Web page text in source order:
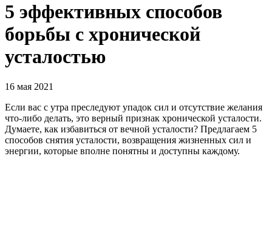
5 эффективных способов
борьбы с хронической
усталостью
16 мая 2021
Если вас с утра преследуют упадок сил и отсутствие желания
что-либо делать, это верный признак хронической усталости.
Думаете, как избавиться от вечной усталости? Предлагаем 5
способов снятия усталости, возвращения жизненных сил и
энергии, которые вполне понятны и доступны каждому.